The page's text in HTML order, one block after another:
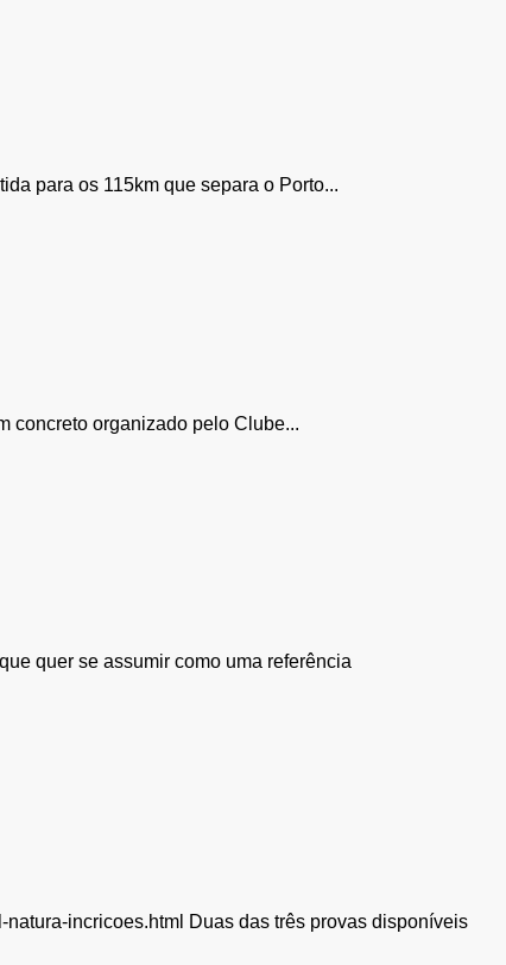
para os 115km que separa o Porto...
concreto organizado pelo Clube...
quer se assumir como uma referência
incricoes.html Duas das três provas disponíveis